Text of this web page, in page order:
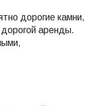
дорогие камни,
аренды.